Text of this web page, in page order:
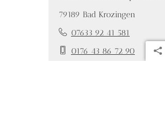
79189 Bad Krozingen
07633 92 41 581
0176 43 86 72 90